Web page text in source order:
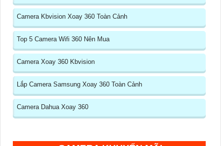
Camera Kbvision Xoay 360 Toàn Cảnh
Top 5 Camera Wifi 360 Nên Mua
Camera Xoay 360 Kbvision
Lắp Camera Samsung Xoay 360 Toàn Cảnh
Camera Dahua Xoay 360